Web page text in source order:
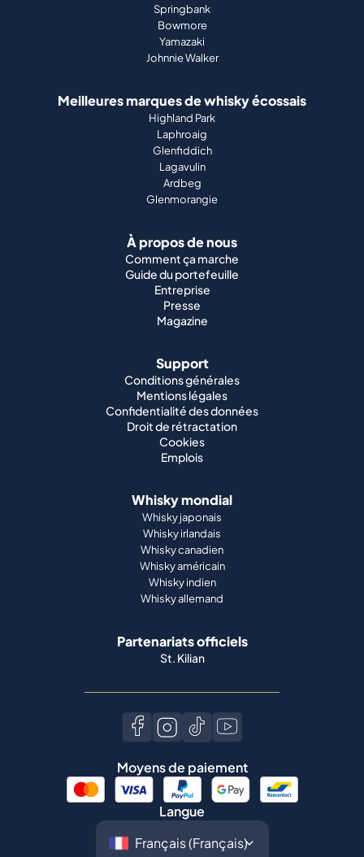
Springbank
Bowmore
Yamazaki
Johnnie Walker
Meilleures marques de whisky écossais
Highland Park
Laphroaig
Glenfiddich
Lagavulin
Ardbeg
Glenmorangie
À propos de nous
Comment ça marche
Guide du portefeuille
Entreprise
Presse
Magazine
Support
Conditions générales
Mentions légales
Confidentialité des données
Droit de rétractation
Cookies
Emplois
Whisky mondial
Whisky japonais
Whisky irlandais
Whisky canadien
Whisky américain
Whisky indien
Whisky allemand
Partenariats officiels
St. Kilian
Moyens de paiement
Langue